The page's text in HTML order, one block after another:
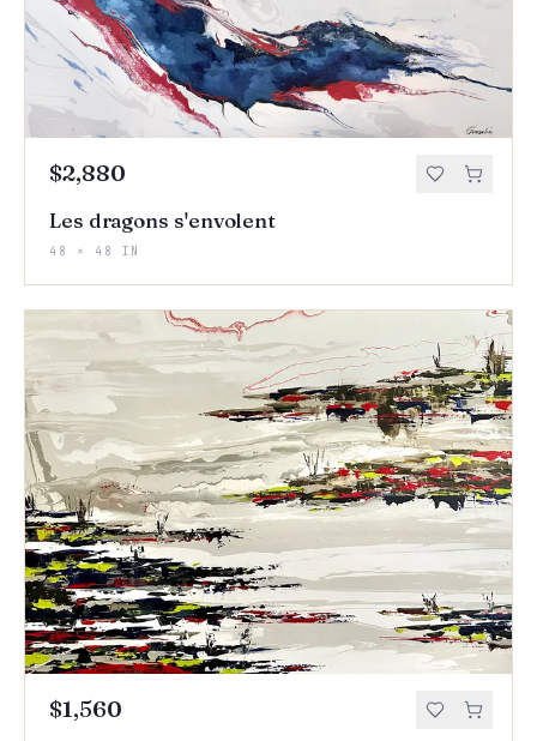
$2,880
Les dragons s'envolent
48 × 48 IN
$1,560